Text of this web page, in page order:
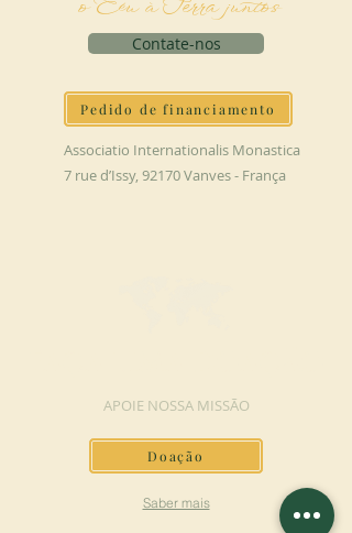
o Céu à Terra juntos
Contate-nos
Pedido de financiamento
Associatio Internationalis Monastica
7 rue d’Issy, 92170 Vanves - França
APOIE NOSSA MISSÃO
Doação
Saber mais